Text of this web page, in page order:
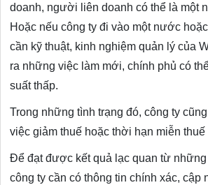
doanh, người liên doanh có thể là một
Hoặc nếu công ty đi vào một nước
cần kỹ thuật, kinh nghiệm quản lý của
ra những việc làm mới, chính phủ có
suất thấp.
Trong những tình trạng đó, công ty
việc giảm thuế hoặc thời hạn miễn thuế
Để đạt được kết quả lạc quan từ những
công ty cần có thông tin chính xác, cập